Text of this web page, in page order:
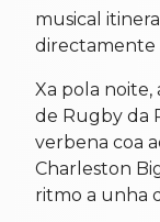
musical
directamente
Xa pola noite,
de Rugby da
verbena coa
Charleston
ritmo a unha